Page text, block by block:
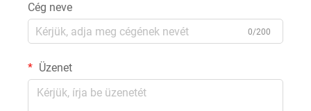
Cég neve
0/200
Üzenet